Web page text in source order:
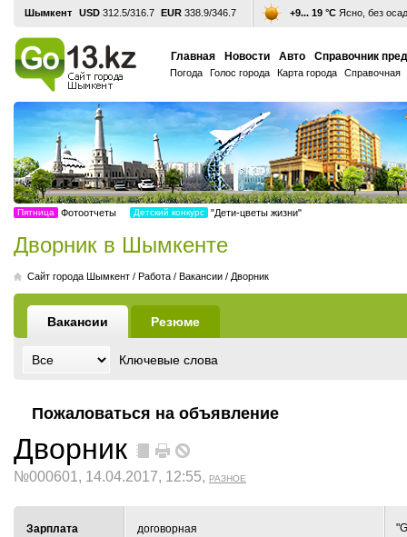
Шымкент USD 312.5/316.7 EUR 338.9/346.7 +9... 19 °С Ясно, без
Главная Новости Авто Справочник
Погода Голос города Карта города Справочная
Пятница Фотоотчеты Детский конкурс "Дети-цветы жизни"
Дворник в Шымкенте
Cайт города Шымкент / Работа / Вакансии / Дворник
Вакансии Резюме
Ключевые слова
Пожаловаться на объявление
Дворник
№000601, 14.04.2017, 12:55, РАЗНОЕ
Зарплата
договорная